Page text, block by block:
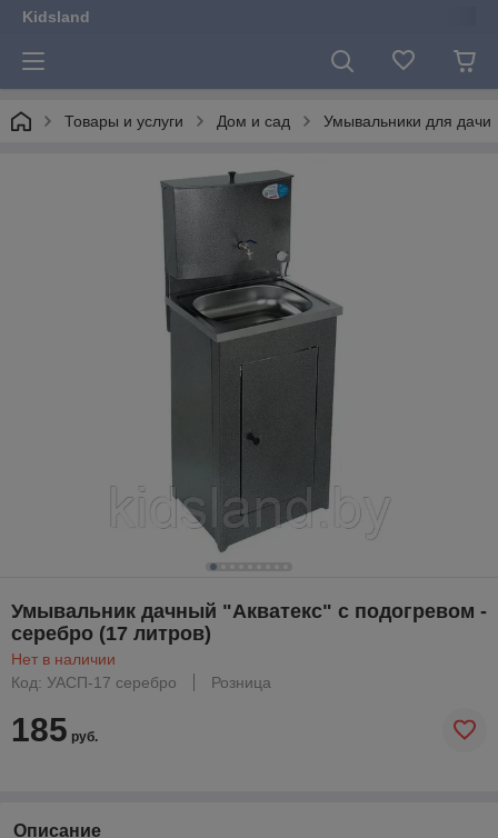
Kidsland
Товары и услуги Дом и сад Умывальники для дачи
Умывальник дачный "Акватекс" с подогревом -
серебро (17 литров)
Нет в наличии
Код: УАСП-17 серебро
Розница
185 руб.
Описание